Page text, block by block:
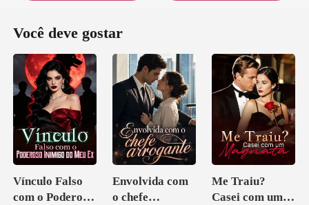
Você deve gostar
Vínculo Falso
com o Poderoso
Envolvida com
o chefe
Me Traiu?
Casei com um